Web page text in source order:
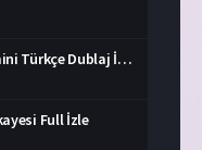
Dünya Savaşı Z 2 Filmini Türkçe Dublaj İzle
Full İzle